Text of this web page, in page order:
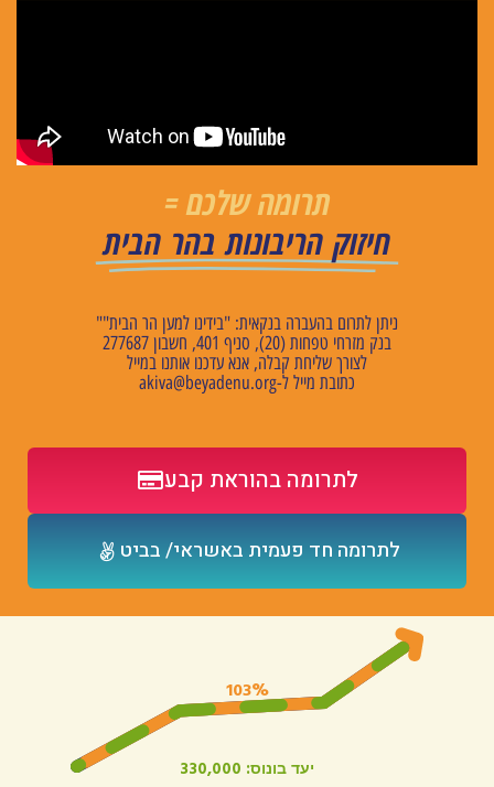
תרומה שלכם =
חיזוק הריבונות בהר הבית
ניתן לתרום בהעברה בנקאית: "בידינו למען הר הבית""
בנק מזרחי טפחות (20), סניף 401, חשבון 277687
לצורך שליחת קבלה, אנא עדכנו אותנו במייל
כתובת מייל ל-akiva@beyadenu.org
לתרומה בהוראת קבע
לתרומה חד פעמית באשראי/ בביט